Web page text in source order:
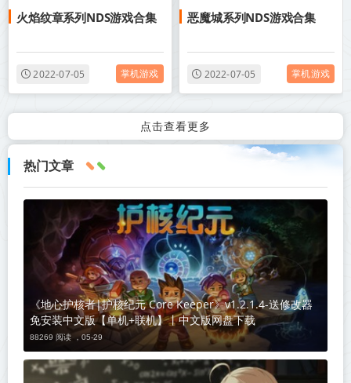
角色扮演
火焰纹章系列NDS游戏合集
2022-07-05 掌机游戏
恶魔城系列NDS游戏合集
2022-07-05 掌机游戏
点击查看更多
热门文章
《地心护核者|护核纪元 Core Keeper》v1.2.1.4-送修改器
免安装中文版【单机+联机】丨中文版网盘下载
88269 阅读 ，05-29